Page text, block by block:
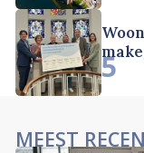
5
MEEST